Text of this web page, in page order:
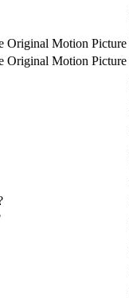
Original Motion Picture
Original Motion Picture